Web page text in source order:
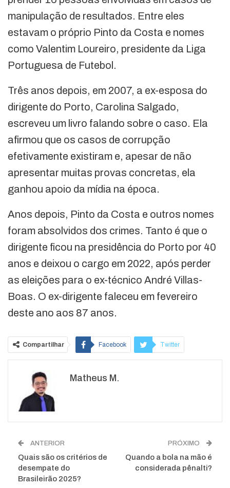
manipulação de resultados. Entre eles
estavam o próprio Pinto da Costa e nomes
como Valentim Loureiro, presidente da Liga
Portuguesa de Futebol.
Três anos depois, em 2007, a ex-esposa do
dirigente do Porto, Carolina Salgado,
escreveu um livro falando sobre o caso. Ela
afirmou que os casos de corrupção
efetivamente existiram e, apesar de não
apresentar muitas provas concretas, ela
ganhou apoio da mídia na época.
Anos depois, Pinto da Costa e outros nomes
foram absolvidos dos crimes. Tanto é que o
dirigente ficou na presidência do Porto por 40
anos e deixou o cargo em 2022, após perder
as eleições para o ex-técnico André Villas-
Boas. O ex-dirigente faleceu em fevereiro
deste ano aos 87 anos.
Compartilhar Facebook Twitter
WhatsApp
Matheus M.
ANTERIOR
Quais são os critérios de
desempate do
Brasileirão 2025?
PRÓXIMO
Quando a bola na mão é
considerada pênalti?